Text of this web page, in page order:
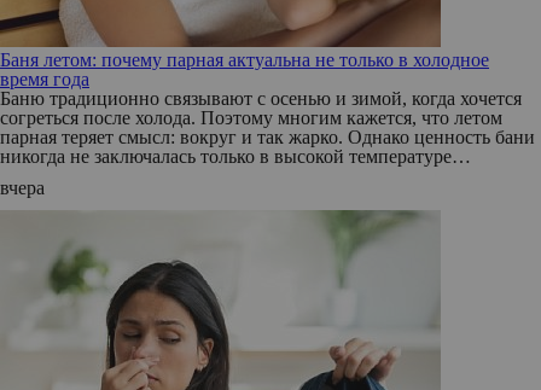
Баня летом: почему парная актуальна не только в холодное
время года
Баню традиционно связывают с осенью и зимой, когда хочется
согреться после холода. Поэтому многим кажется, что летом
парная теряет смысл: вокруг и так жарко. Однако ценность бани
никогда не заключалась только в высокой температуре…
вчера